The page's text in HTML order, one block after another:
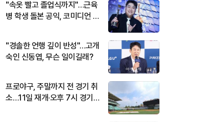
"속옷 빨고 졸업식까지"…근육
병 학생 돌본 공익, 코미디언 김
"경솔한 언행 깊이 반성"…고개
숙인 신동엽, 무슨 일이길래?
프로야구, 주말까지 전 경기 취
소…11일 재개·오후 7시 경기